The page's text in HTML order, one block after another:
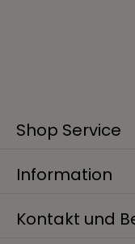
Kontakt und
Shop Service
Information